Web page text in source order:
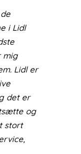
i Lidl
mig
Lidl er
det er
og
stort